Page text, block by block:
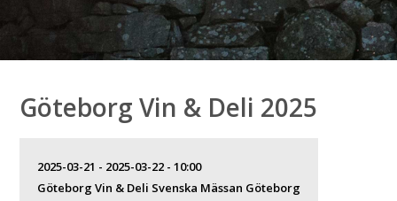
Göteborg Vin & Deli 2025
2025-03-21 - 2025-03-22 - 10:00
Göteborg Vin & Deli Svenska Mässan Göteborg